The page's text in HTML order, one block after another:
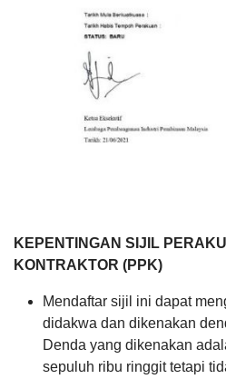
KEPENTINGAN SIJIL
KONTRAKTOR (PPK)
Mendaftar sijil ini dapat
didakwa dan dikenakan
Denda yang dikenakan
sepuluh ribu ringgit tetapi